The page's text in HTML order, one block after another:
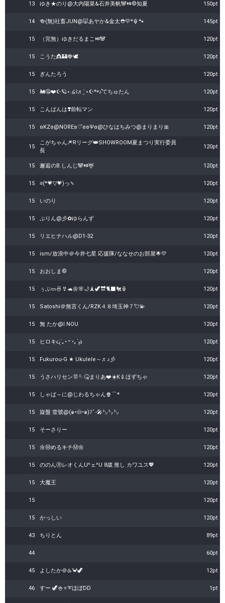
13 ゆき★のり@大内陽菜&石井美帆🐼⏯️©️知夏 150pt
14 🍻(無)社畜JUN@🐷あヤか&金太⛑💛*🏮🐾 145pt
15 （完無）ゆきだるまこ⏯️🐼 120pt
15 こうた👸🏰🍓🕊 120pt
15 ぎんたろう 120pt
15 🚂🤤❤️☪🪐‪⋆.໒꒱♬¨̮⋆☪︎*꙳♪̊̈てちゅたん 120pt
15 こんばんは❣️前転マン 120pt
15 ʚKZɞ@NOREʚ♡⃛ɞʚΨɞ@ひなはちみつ@まりまり🎀 120pt
15
こがちゃん🎆Rリーグ👑SHOWROOM夏まつり実行委員
長
120pt
15 邂逅のB.しんじ🐼⏯️🦌 120pt
15 ≡(*💗▽💗)っ🍡 120pt
15 いのり 120pt
15 ぷりん@彡✿ゆらんず 120pt
15 リエヒナハル@D1-32 120pt
15 ism/放浪中＠今井七星 応援隊/ななせのお部屋🌟💛 120pt
15 おおしま© 120pt
15 ぅぶ🥒🍜👙🐢🌼🌸🌙🗼🦖🔛🐈‍⬛🐔🏮 120pt
15 Satoshi＠無言くん/RZK４８埼玉神７💘💫 120pt
15 無 たか@I NOU 120pt
15 ヒロキ૮₍´｡• ᵕ •｡`₎ა 120pt
15 Fukurou-G ★ Ukulele～♬♪彡 120pt
15 うさハリセン🐰🪡🤒まりあ❤️☀️K💉ほずちゃ 120pt
15 しゃば～に@じわるちゃん🍿⌒︎* 120pt
15 旋盤 壹號@(๑•🐽•๑)ﾌﾞ-🎤㌧㌧㌧ 120pt
15 そーさりー 120pt
15 🌼Ⓜ️めるキチⓂ️🌼 120pt
15 ののんⓇレオくんU^ェ^U 8歳 推し カワユス💖 120pt
15 大魔王 120pt
15 120pt
15 かっしい 120pt
43 ちりとん 89pt
44 60pt
45 よしたか＠♨️🦀🦖 12pt
46 すー 🦖🍚⭐️➰ほぼDD 1pt